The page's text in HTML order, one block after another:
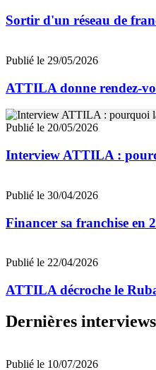
Sortir d'un réseau de
Publié le 29/05/2026
ATTILA donne rendez-
Publié le 20/05/2026
Interview ATTILA :
Publié le 30/04/2026
Financer sa franchise en
Publié le 22/04/2026
ATTILA décroche le
Dernières
Publié le 10/07/2026